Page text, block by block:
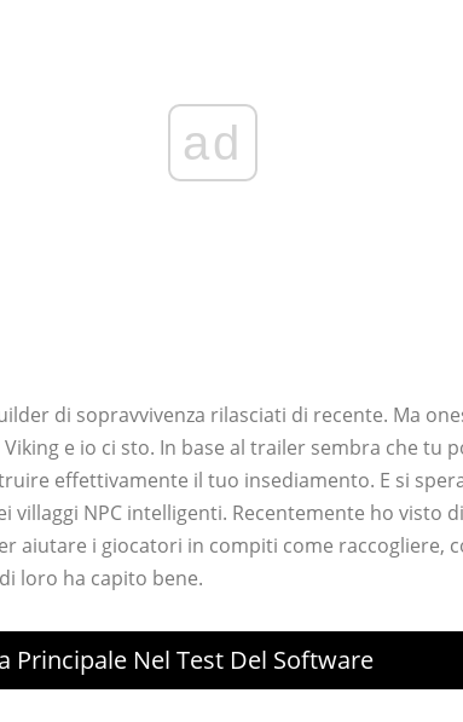
ad
di sopravvivenza rilasciati di recente. Ma
e io ci sto. In base al trailer sembra che tu
effettivamente il tuo insediamento. E si
villaggi NPC intelligenti. Recentemente ho visto
aiutare i giocatori in compiti come raccogliere,
loro ha capito bene.
Principale Nel Test Del Software